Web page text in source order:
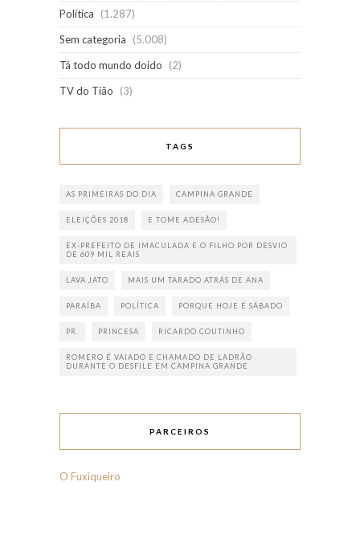
Política
(1.287)
Sem categoria
(5.008)
Tá todo mundo doido
(2)
TV do Tião
(3)
TAGS
AS PRIMEIRAS DO DIA CAMPINA GRANDE
ELEIÇÕES 2018 E TOME ADESÃO!
EX-PREFEITO DE IMACULADA E O FILHO POR DESVIO
DE 609 MIL REAIS
LAVA JATO MAIS UM TARADO ATRÁS DE ANA
PARAÍBA POLÍTICA PORQUE HOJE É SÁBADO
PR. PRINCESA RICARDO COUTINHO
ROMERO É VAIADO E CHAMADO DE LADRÃO
DURANTE O DESFILE EM CAMPINA GRANDE
PARCEIROS
O Fuxiqueiro